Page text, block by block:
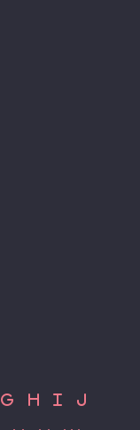
D E
Promo F
G Code Promo G
HCode Promo H
ICode
J